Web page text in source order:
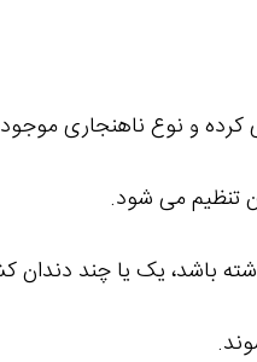
کرده و نوع ناهنجاری
تنظیم می شود.
باشد، یک یا چند